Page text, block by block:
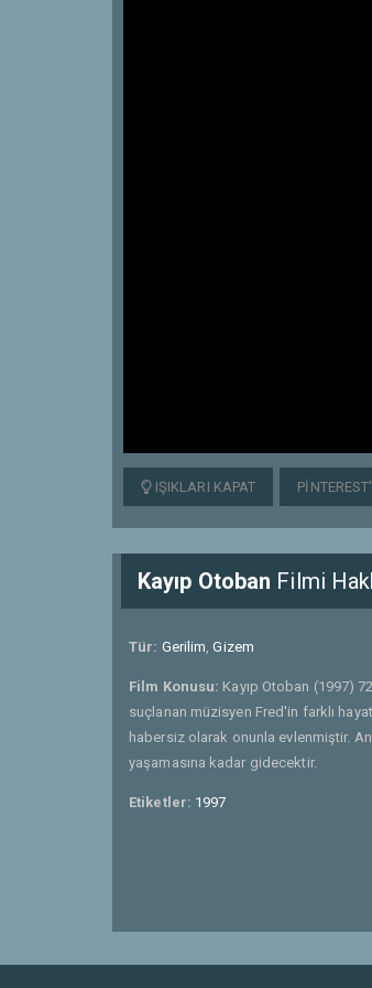
IŞIKLARI KAPAT
Kayıp Otoban Filmi
Tür: Gerilim,Gizem
Film Konusu: Kayıp Otoban (1997)
suçlanan müzisyen Fred'in farklı
habersiz olarak onunla evlenmiştir.
yaşamasına kadar gidecektir.
Etiketler: 1997